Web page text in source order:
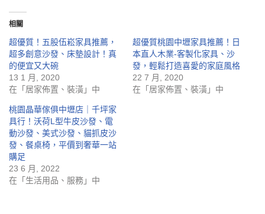
相關
超優質！五股伍崧家具推薦，
超多創意沙發、床墊設計！真
的便宜又大碗
13 1 月, 2020
在「居家佈置、裝潢」中
超優質桃園中壢家具推薦！日
本直人木業-客製化家具、沙
發，輕鬆打造喜愛的家庭風格
22 7 月, 2020
在「居家佈置、裝潢」中
桃園晶華傢俱中壢店｜千坪家
具行！沃荷L型牛皮沙發、電
動沙發、美式沙發、貓抓皮沙
發、餐桌椅，平價到奢華一站
購足
23 6 月, 2022
在「生活用品、服務」中